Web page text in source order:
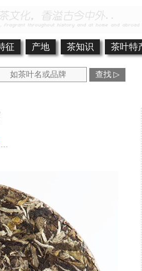
征 产地 茶知识 茶叶特
查找 ▷